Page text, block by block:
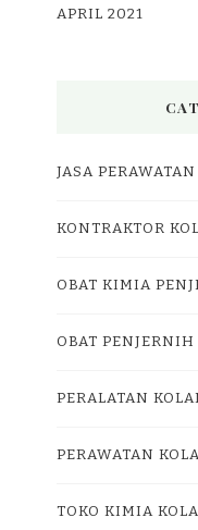
APRIL 2021
JASA
KONTRAKTOR
OBAT KIMIA
OBAT
PERALATAN
PERAWATAN
TOKO KIMIA